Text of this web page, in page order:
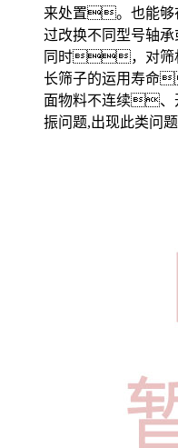
来处置。也能够
过改换不同型号轴
同时，对筛
长筛子的运用寿命
面物料不连续
振问题,出现此类问